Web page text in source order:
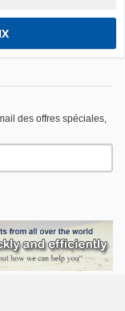
des offres spéciales,